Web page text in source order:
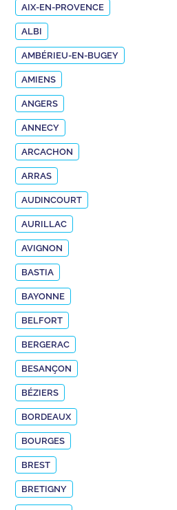
AIX-EN-PROVENCE
ALBI
AMBÉRIEU-EN-BUGEY
AMIENS
ANGERS
ANNECY
ARCACHON
ARRAS
AUDINCOURT
AURILLAC
AVIGNON
BASTIA
BAYONNE
BELFORT
BERGERAC
BESANÇON
BÉZIERS
BORDEAUX
BOURGES
BREST
BRETIGNY